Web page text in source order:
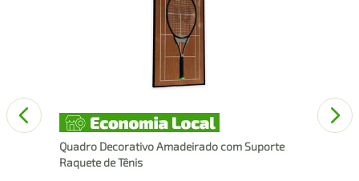
Quadro Decorativo Amadeirado com Suporte
Raquete de Tênis